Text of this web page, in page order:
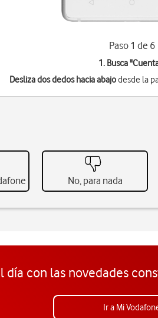
Paso 1 de 6
1. Busca "
Desliza dos dedos hacia abajodesde la
No, para nada
día con las novedades
Ir a Mi